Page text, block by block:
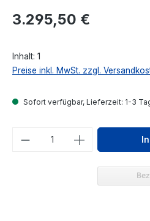
Regulärer Preis:
3.295,50 €
Inhalt: 1
Preise inkl. MwSt. zzgl.
Sofort verfügbar, Lieferzeit: 1-3
Produkt Anzahl: